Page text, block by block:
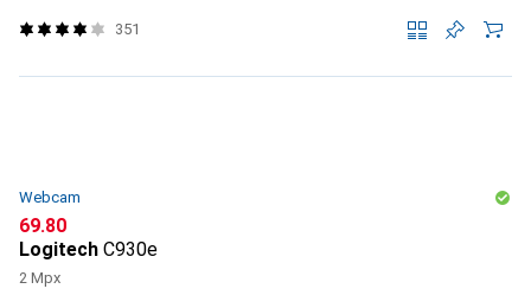
351
Webcam
CHF
69.80
Logitech C930e
2 Mpx